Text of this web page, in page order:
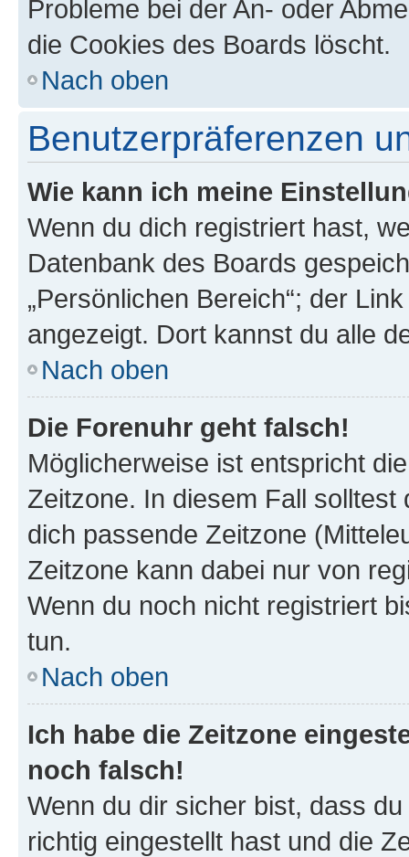
Probleme bei der An- oder
die Cookies des Boards löscht.
Nach oben
Benutzerpräferenzen
Wie kann ich meine
Wenn du dich registriert hast,
Datenbank des Boards
„Persönlichen Bereich“; der
angezeigt. Dort kannst du alle
Nach oben
Die Forenuhr geht falsch!
Möglicherweise ist entspricht
Zeitzone. In diesem Fall solltest
dich passende Zeitzone
Zeitzone kann dabei nur von
Wenn du noch nicht registriert
tun.
Nach oben
Ich habe die Zeitzone
noch falsch!
Wenn du dir sicher bist, dass
richtig eingestellt hast und die